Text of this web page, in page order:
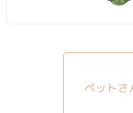
ペットさ